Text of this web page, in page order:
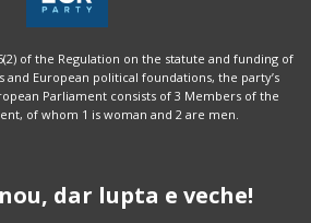
of the Regulation on the statute and funding of
and European political foundations, the party’s
Parliament consists of 3 Members of the
of whom 1 is woman and 2 are men.
dar lupta e veche!